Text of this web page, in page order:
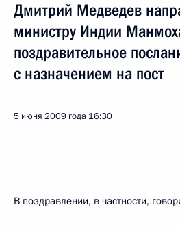
Дмитрий Медведев
министру Индии
поздравительное
с назначением на пост
5 июня 2009 года 16:30
В поздравлении, в частности,